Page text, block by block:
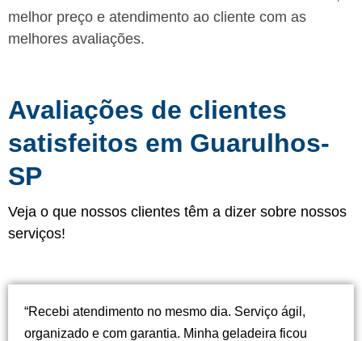
melhor preço e atendimento ao cliente com as
melhores avaliações.
Avaliações de clientes
satisfeitos em Guarulhos-
SP
Veja o que nossos clientes têm a dizer sobre nossos
serviços!
“Recebi atendimento no mesmo dia. Serviço ágil,
organizado e com garantia. Minha geladeira ficou